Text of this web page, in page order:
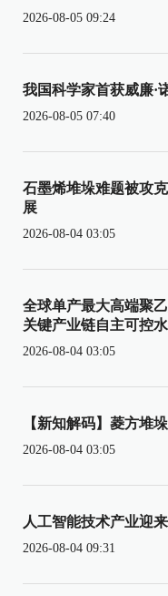
2026-08-05 09:24
我国科学家首获威廉·
2026-08-05 07:40
石墨烯堆垛难题被攻
展
2026-08-04 03:05
全球单产最大高端聚
关键产业链自主可控
2026-08-04 03:05
【新知解码】菱方堆
2026-08-04 03:05
人工智能技术产业迎
2026-08-04 09:31